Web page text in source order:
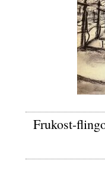
Frukost-